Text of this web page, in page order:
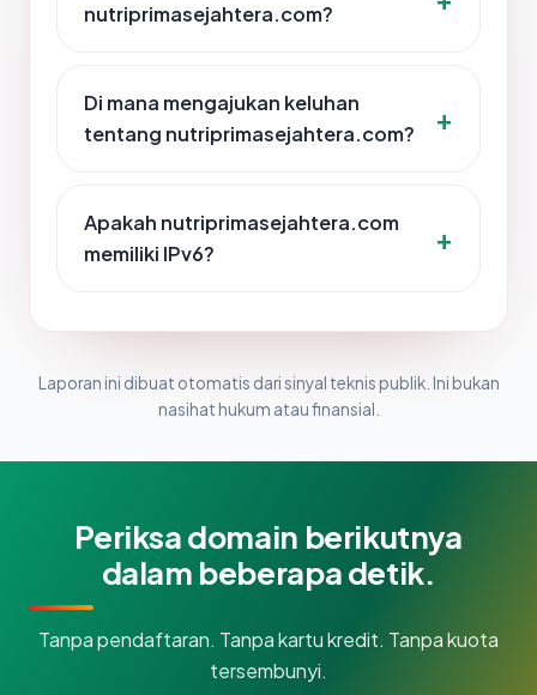
nutriprimasejahtera.com?
Di mana mengajukan keluhan
tentang nutriprimasejahtera.com?
Apakah nutriprimasejahtera.com
memiliki IPv6?
Laporan ini dibuat otomatis dari sinyal teknis publik. Ini bukan
nasihat hukum atau finansial.
Periksa domain berikutnya
dalam beberapa detik.
Tanpa pendaftaran. Tanpa kartu kredit. Tanpa kuota
tersembunyi.